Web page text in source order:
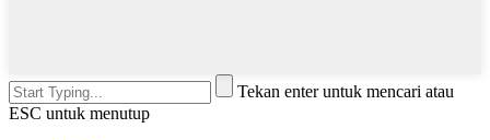
Tekan enter untuk mencari atau
ESC untuk menutup